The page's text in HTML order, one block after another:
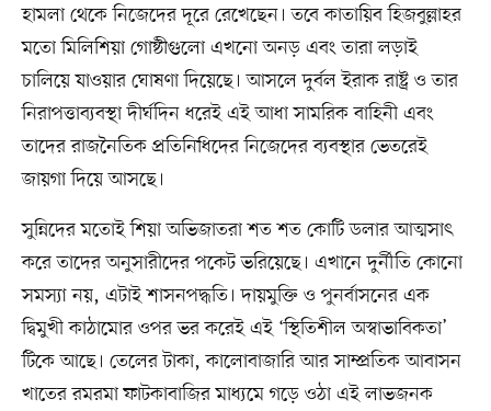
হামলা থেকে নিজেদের দূরে রেখেছেন। তবে কাতায়িব হিজবুল্লাহর
মতো মিলিশিয়া গোষ্ঠীগুলো এখনো অনড় এবং তারা লড়াই
চালিয়ে যাওয়ার ঘোষণা দিয়েছে। আসলে দুর্বল ইরাক রাষ্ট্র ও তার
নিরাপত্তাব্যবস্থা দীর্ঘদিন ধরেই এই আধা সামরিক বাহিনী এবং
তাদের রাজনৈতিক প্রতিনিধিদের নিজেদের ব্যবস্থার ভেতরেই
জায়গা দিয়ে আসছে।
সুন্নিদের মতোই শিয়া অভিজাতরা শত শত কোটি ডলার আত্মসাৎ
করে তাদের অনুসারীদের পকেট ভরিয়েছে। এখানে দুর্নীতি কোনো
সমস্যা নয়, এটাই শাসনপদ্ধতি। দায়মুক্তি ও পুনর্বাসনের এক
দ্বিমুখী কাঠামোর ওপর ভর করেই এই ‘স্থিতিশীল অস্বাভাবিকতা’
টিকে আছে। তেলের টাকা, কালোবাজারি আর সাম্প্রতিক আবাসন
খাতের রমরমা ফাটকাবাজির মাধ্যমে গড়ে ওঠা এই লাভজনক